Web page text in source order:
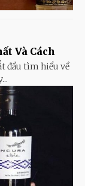
Và Cách
đầu tìm hiểu về